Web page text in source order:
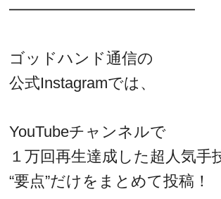
━━━━━━━━━━━━
ゴッドハンド通信の
公式Instagramでは、
YouTubeチャンネルで
１万回再生達成した超人気手
“要点”だけをまとめて投稿！